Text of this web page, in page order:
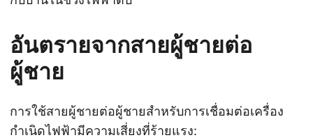
อันตรายจากสายผู้ชายต่อ
ผู้ชาย
การใช้สายผู้ชายต่อผู้ชายสำหรับการเชื่อมต่อเครื่อง
กำเนิดไฟฟ้ามีความเสี่ยงที่ร้ายแรง: